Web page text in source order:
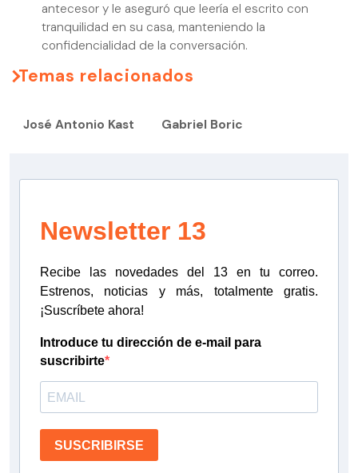
antecesor y le aseguró que leería el escrito con
tranquilidad en su casa, manteniendo la
confidencialidad de la conversación.
Temas relacionados
José Antonio Kast Gabriel Boric
Newsletter 13
Recibe las novedades del 13 en tu correo.
Estrenos, noticias y más, totalmente gratis.
¡Suscríbete ahora!
Introduce tu dirección de e-mail para
suscribirte
SUSCRIBIRSE